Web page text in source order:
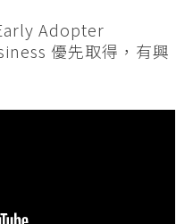
Adopter
優先取得，有興